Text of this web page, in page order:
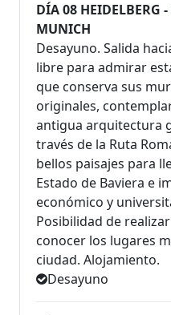
DÍA 08 HEIDELBERG
MUNICH
Desayuno. Salida
libre para admirar
que conserva sus
originales,
antigua arquitectura
través de la Ruta
bellos paisajes para
Estado de Baviera e
económico y
Posibilidad de
conocer los lugares
ciudad. Alojamiento.
Desayuno